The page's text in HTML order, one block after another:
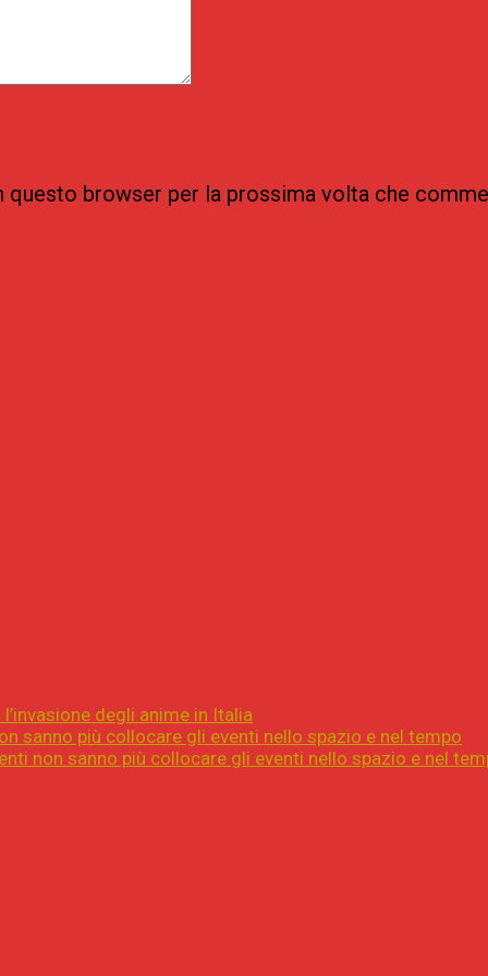
questo browser per la prossima volta che
degli anime in Italia
sanno più collocare gli eventi nello spazio e nel tempo
non sanno più collocare gli eventi nello spazio e nel